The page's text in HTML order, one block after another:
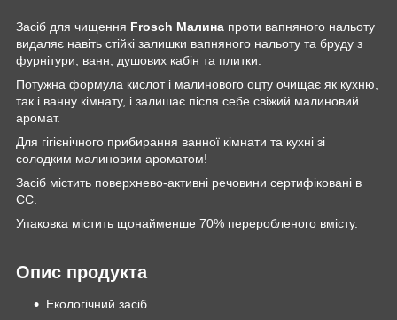
Засіб для чищення Frosch Малина проти вапняного нальоту
видаляє навіть стійкі залишки вапняного нальоту та бруду з
фурнітури, ванн, душових кабін та плитки.
Потужна формула кислот і малинового оцту очищає як кухню,
так і ванну кімнату, і залишає після себе свіжий малиновий
аромат.
Для гігієнічного прибирання ванної кімнати та кухні зі
солодким малиновим ароматом!
Засіб містить поверхнево-активні речовини сертифіковані в
ЄС.
Упаковка містить щонайменше 70% переробленого вмісту.
Опис продукта
Екологічний засіб